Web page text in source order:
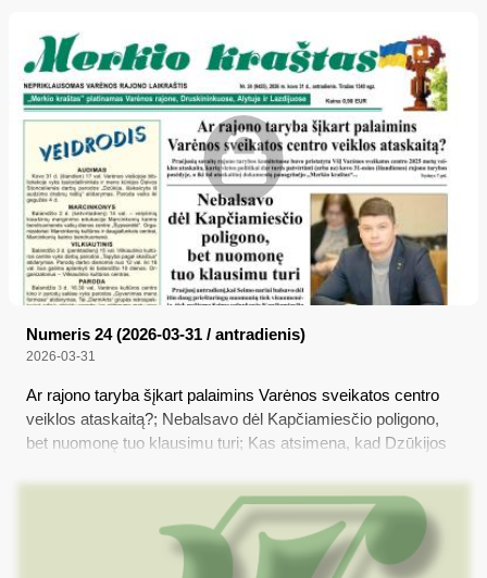
atsakyti – ne, tradiciškai nepalaimino...
Numeris 24 (2026-03-31 / antradienis)
2026-03-31
Ar rajono taryba šįkart palaimins Varėnos sveikatos centro
veiklos ataskaitą?; Nebalsavo dėl Kapčiamiesčio poligono,
bet nuomonę tuo klausimu turi; Kas atsimena, kad Dzūkijos
Baltarusijos išradingumas jiems nepadėjo